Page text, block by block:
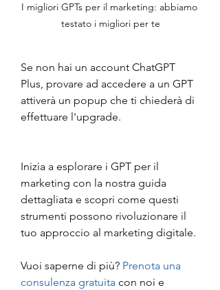
I migliori GPTs per il marketing: abbiamo
testato i migliori per te
Se non hai un account ChatGPT
Plus, provare ad accedere a un GPT
attiverà un popup che ti chiederà di
effettuare l'upgrade.
Inizia a esplorare i GPT per il
marketing con la nostra guida
dettagliata e scopri come questi
strumenti possono rivoluzionare il
tuo approccio al marketing digitale.
Vuoi saperne di più? Prenota una
consulenza gratuita con noi e